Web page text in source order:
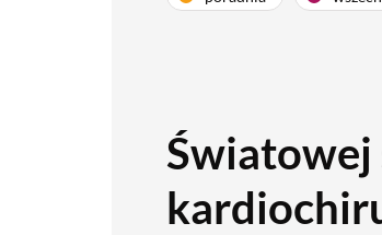
Światowej